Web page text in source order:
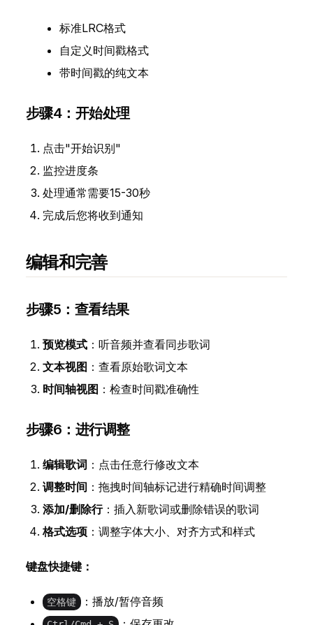
标准LRC格式
自定义时间戳格式
带时间戳的纯文本
步骤4：开始处理
点击"开始识别"
监控进度条
处理通常需要15-30秒
完成后您将收到通知
编辑和完善
步骤5：查看结果
预览模式：听音频并查看同步歌词
文本视图 ：查看原始歌词文本
时间轴视图 ：检查时间戳准确性
步骤6：进行调整
编辑歌词 ：点击任意行修改文本
调整时间 ：拖拽时间轴标记进行精确时间调整
添加/删除行：插入新歌词或删除错误的歌词
格式选项：调整字体大小、对齐方式和样式
键盘快捷键：
空格键 ：播放/暂停音频